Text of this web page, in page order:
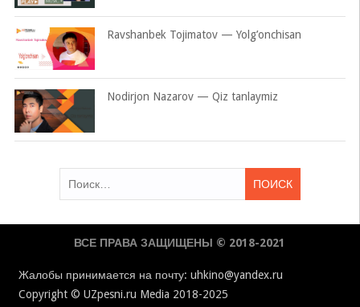
Ravshanbek Tojimatov — Yolg’onchisan
Nodirjon Nazarov — Qiz tanlaymiz
ВСЕ ПРАВА ЗАЩИЩЕНЫ © 2018-2021
Жалобы принимается на почту: uhkino@yandex.ru
Copyright © UZpesni.ru Media 2018-2025